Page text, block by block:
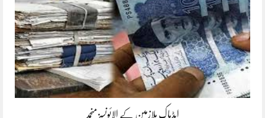
ایڈہاک ملازمین کے الائونسز منجمد